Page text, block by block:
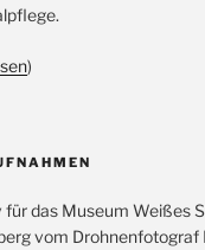
)
für das Museum Weißes
vom Drohnenfotograf